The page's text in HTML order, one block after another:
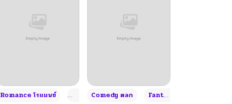
+4
Romance โรแมนซ์ Adult ผู้ใหญ่ +4
Comedy ตลก Fantasy แฟนตาซี